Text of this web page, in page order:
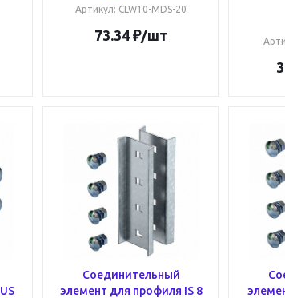
Артикул: CLW10-MDS-20
73.34₽/шт
Соединительный
элемент для профиля IS 8